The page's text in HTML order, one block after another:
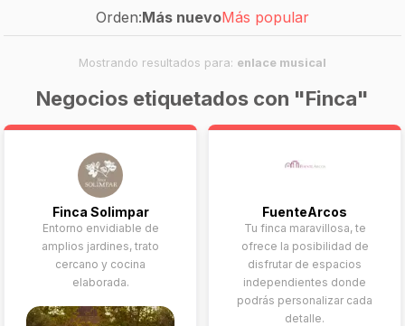
Orden:Más nuevoMás popular
Mostrando resultados para: enlace musical
Negocios etiquetados con "Finca"
Finca Solimpar
Entorno envidiable de
amplios jardines, trato
cercano y cocina
elaborada.
FuenteArcos
Tu finca maravillosa, te
ofrece la posibilidad de
disfrutar de espacios
independientes donde
podrás personalizar cada
detalle.